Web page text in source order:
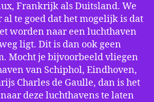
Frankrijk als Duitsland. We
te goed dat het mogelijk is dat
worden naar een luchthaven
ligt. Dit is dan ook geen
Mocht je bijvoorbeeld vliegen
van Schiphol, Eindhoven,
Charles de Gaulle, dan is het
deze luchthavens te laten